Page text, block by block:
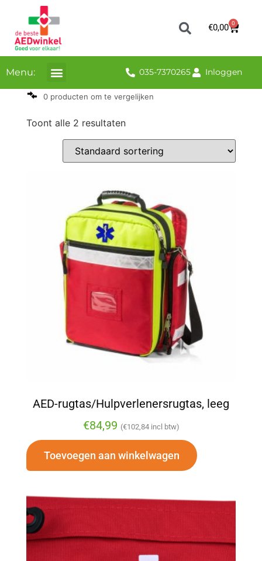
€0,00 0
Menu: 035-7370265 Inloggen
0 producten om te vergelijken
Toont alle 2 resultaten
AED-rugtas/Hulpverlenersrugtas, leeg
€84,99 (€102,84incl btw)
Toevoegen aan winkelwagen